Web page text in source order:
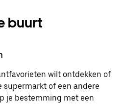
buurt
wilt ontdekken of
supermarkt of een andere
je bestemming met een